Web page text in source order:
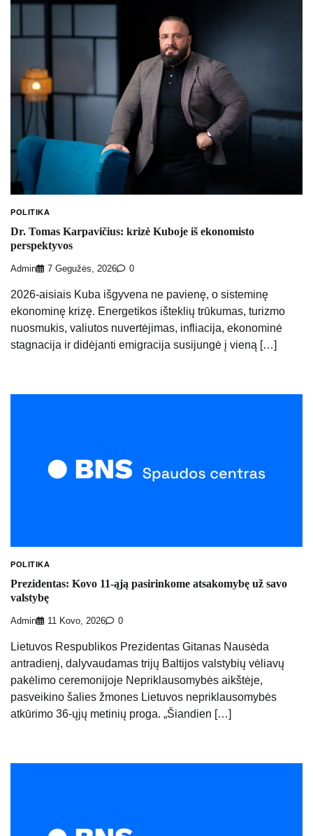
POLITIKA
Dr. Tomas Karpavičius: krizė Kuboje iš ekonomisto
perspektyvos
Admin 7 Gegužės, 2026 0
2026-aisiais Kuba išgyvena ne pavienę, o sisteminę
ekonominę krizę. Energetikos išteklių trūkumas, turizmo
nuosmukis, valiutos nuvertėjimas, infliacija, ekonominė
stagnacija ir didėjanti emigracija susijungė į vieną […]
POLITIKA
Prezidentas: Kovo 11-ąją pasirinkome atsakomybę už savo
valstybę
Admin 11 Kovo, 2026 0
Lietuvos Respublikos Prezidentas Gitanas Nausėda
antradienį, dalyvaudamas trijų Baltijos valstybių vėliavų
pakėlimo ceremonijoje Nepriklausomybės aikštėje,
pasveikino šalies žmones Lietuvos nepriklausomybės
atkūrimo 36-ųjų metinių proga. „Šiandien […]